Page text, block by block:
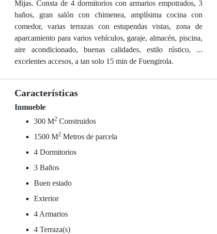
Mijas. Consta de 4 dormitorios con armarios empotrados, 3
baños, gran salón con chimenea, amplísima cocina con
comedor, varias terrazas con estupendas vistas, zona de
aparcamiento para varios vehículos, garaje, almacén, piscina,
aire acondicionado, buenas calidades, estilo rústico, ...
excelentes accesos, a tan solo 15 min de Fuengirola.
Características
Inmueble
300 M2 Construidos
1500 M2 Metros de parcela
4 Dormitorios
3 Baños
Buen estado
Exterior
4 Armarios
4 Terraza(s)